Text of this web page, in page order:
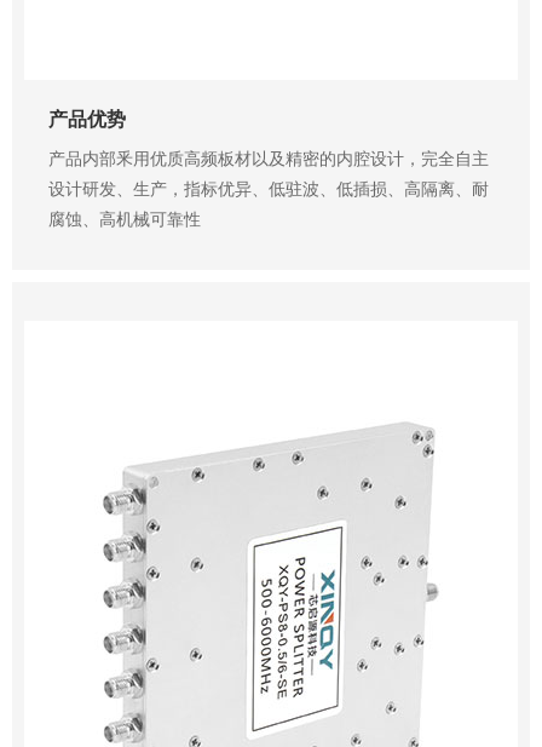
产品优势
产品内部釆用优质高频板材以及精密的内腔设计，完全自主
设计研发、生产，指标优异、低驻波、低插损、高隔离、耐
腐蚀、高机械可靠性